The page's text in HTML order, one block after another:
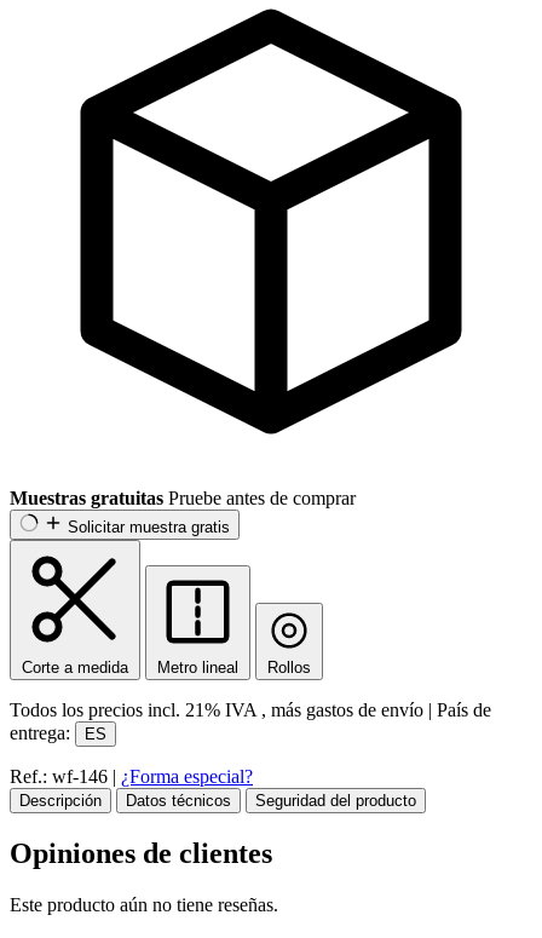
Muestras gratuitas Pruebe antes de comprar
Solicitar muestra gratis
Corte a medida Metro lineal Rollos
Todos los precios incl. 21% IVA , más gastos de envío | País de
entrega:
ES
Ref.: wf-146 | ¿Forma especial?
Descripción Datos técnicos Seguridad del producto
Opiniones de clientes
Este producto aún no tiene reseñas.